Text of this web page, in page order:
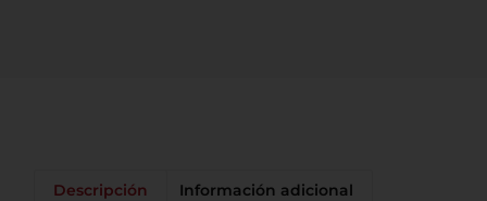
Descripción Información adicional